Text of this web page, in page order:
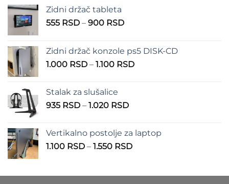
Zidni držač tableta
555 RSD – 900 RSDRaspon
555 RSD
do
Zidni držač konzole ps5 DISK-CD
1.000 RSD – 1.100 RSDRaspon
Stalak za slušalice
935 RSD – 1.020 RSDRaspon
935 RSD
do
Vertikalno postolje za laptop
1.100 RSD – 1.550 RSDRaspon
1.100 RSD